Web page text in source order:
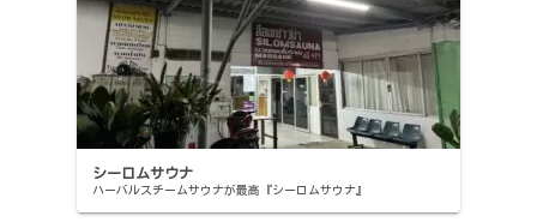
シーロムサウナ
ハーバルスチームサウナが最高『シーロムサウナ』